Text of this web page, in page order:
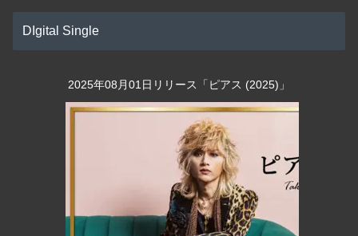
DIgital Single
2025年08月01日リリース「ピアス (2025)」